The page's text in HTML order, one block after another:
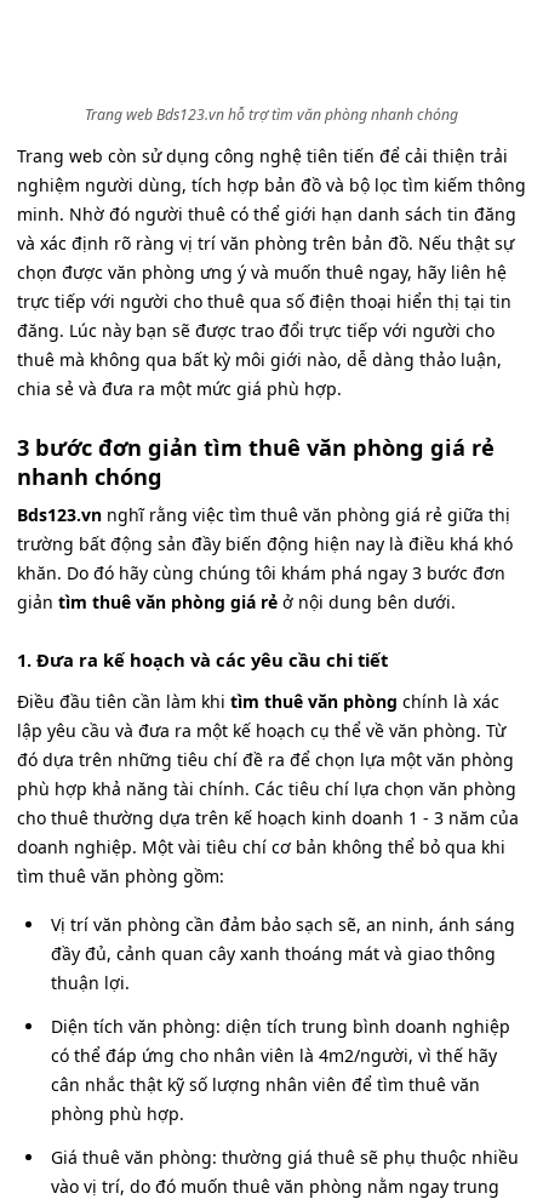
Trang web Bds123.vn hỗ trợ tìm văn phòng nhanh chóng
Trang web còn sử dụng công nghệ tiên tiến để cải thiện trải
nghiệm người dùng, tích hợp bản đồ và bộ lọc tìm kiếm thông
minh. Nhờ đó người thuê có thể giới hạn danh sách tin đăng
và xác định rõ ràng vị trí văn phòng trên bản đồ. Nếu thật sự
chọn được văn phòng ưng ý và muốn thuê ngay, hãy liên hệ
trực tiếp với người cho thuê qua số điện thoại hiển thị tại tin
đăng. Lúc này bạn sẽ được trao đổi trực tiếp với người cho
thuê mà không qua bất kỳ môi giới nào, dễ dàng thảo luận,
chia sẻ và đưa ra một mức giá phù hợp.
3 bước đơn giản tìm thuê văn phòng giá rẻ
nhanh chóng
Bds123.vn nghĩ rằng việc tìm thuê văn phòng giá rẻ giữa thị
trường bất động sản đầy biến động hiện nay là điều khá khó
khăn. Do đó hãy cùng chúng tôi khám phá ngay 3 bước đơn
giản tìm thuê văn phòng giá rẻ ở nội dung bên dưới.
1. Đưa ra kế hoạch và các yêu cầu chi tiết
Điều đầu tiên cần làm khi tìm thuê văn phòng chính là xác
lập yêu cầu và đưa ra một kế hoạch cụ thể về văn phòng. Từ
đó dựa trên những tiêu chí đề ra để chọn lựa một văn phòng
phù hợp khả năng tài chính. Các tiêu chí lựa chọn văn phòng
cho thuê thường dựa trên kế hoạch kinh doanh 1 - 3 năm của
doanh nghiệp. Một vài tiêu chí cơ bản không thể bỏ qua khi
tìm thuê văn phòng gồm:
Vị trí văn phòng cần đảm bảo sạch sẽ, an ninh, ánh sáng
đầy đủ, cảnh quan cây xanh thoáng mát và giao thông
thuận lợi.
Diện tích văn phòng: diện tích trung bình doanh nghiệp
có thể đáp ứng cho nhân viên là 4m2/người, vì thế hãy
cân nhắc thật kỹ số lượng nhân viên để tìm thuê văn
phòng phù hợp.
Giá thuê văn phòng: thường giá thuê sẽ phụ thuộc nhiều
vào vị trí, do đó muốn thuê văn phòng nằm ngay trung